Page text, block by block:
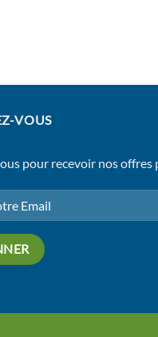
VOUS
pour recevoir nos